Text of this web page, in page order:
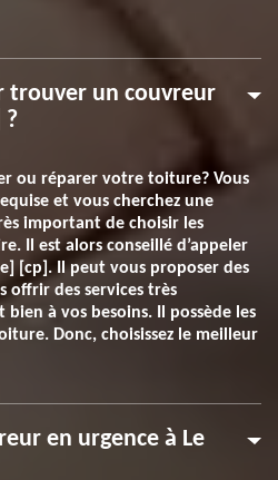
trouver un couvreur
?
ou réparer votre toiture? Vous
et vous cherchez une
important de choisir les
Il est alors conseillé d’appeler
[cp]. Il peut vous proposer des
offrir des services très
à vos besoins. Il possède les
Donc, choisissez le meilleur
en urgence à Le